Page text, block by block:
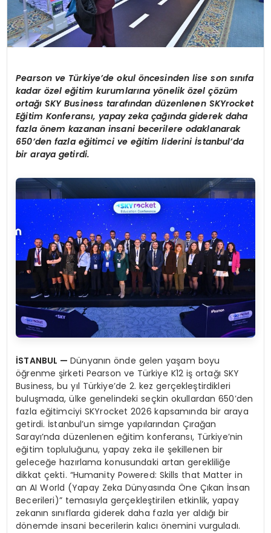
Pearson ve Türkiye’de okul öncesinden lise son sınıfa
kadar özel eğitim kurumlarına yönelik özel çözüm
ortağı SKY Business tarafından düzenlenen SKYrocket
Eğitim Konferansı, yapay zeka çağında giderek daha
fazla önem kazanan insani becerilere odaklanarak
650’den fazla eğitimci ve eğitim liderini İstanbul’da
bir araya getirdi.
İSTANBUL —Dünyanın önde gelen yaşam boyu
öğrenme şirketi Pearson ve Türkiye K12 iş ortağı SKY
Business, bu yıl Türkiye’de 2. kez gerçekleştirdikleri
buluşmada, ülke genelindeki seçkin okullardan 650’den
fazla eğitimciyi SKYrocket 2026 kapsamında bir araya
getirdi. İstanbul’un simge yapılarından Çırağan
Sarayı’nda düzenlenen eğitim konferansı, Türkiye’nin
eğitim topluluğunu, yapay zeka ile şekillenen bir
geleceğe hazırlama konusundaki artan gerekliliğe
dikkat çekti. “Humanity Powered: Skills that Matter in
an AI World (Yapay Zeka Dünyasında Öne Çıkan İnsan
Becerileri)” temasıyla gerçekleştirilen etkinlik, yapay
zekanın sınıflarda giderek daha fazla yer aldığı bir
dönemde insani becerilerin kalıcı önemini vurguladı.